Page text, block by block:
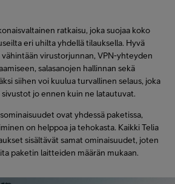
ratkaisu, joka suojaa koko
eri uhilta yhdellä tilauksella. Hyvä
virustorjunnan, VPN-yhteyden
salasanojen hallinnan sekä
siihen voi kuulua turvallinen selaus, joka
jo ennen kuin ne latautuvat.
ovat yhdessä paketissa,
on helppoa ja tehokasta. Kaikki Telia
sisältävät samat ominaisuudet, joten
paketin laitteiden määrän mukaan.